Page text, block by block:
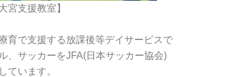
宮支援教室】
育で支援する放課後等デイサービスで
、サッカーをJFA(日本サッカー協会)
ています。